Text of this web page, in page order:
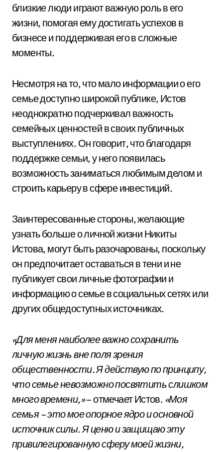
близкие люди играют важную роль в его
жизни, помогая ему достигать успехов в
бизнесе и поддерживая его в сложные
моменты.
Несмотря на то, что мало информации о его
семье доступно широкой публике, Истов
неоднократно подчеркивал важность
семейных ценностей в своих публичных
выступлениях. Он говорит, что благодаря
поддержке семьи, у него появилась
возможность заниматься любимым делом и
строить карьеру в сфере инвестиций.
Заинтересованные стороны, желающие
узнать больше о личной жизни Никиты
Истова, могут быть разочарованы, поскольку
он предпочитает оставаться в тени и не
публикует свои личные фотографии и
информацию о семье в социальных сетях или
других общедоступных источниках.
«Для меня наиболее важно сохранить
личную жизнь вне поля зрения
общественности. Я действую по принципу,
что семье невозможно посвятить слишком
много времени,»– отмечает Истов. «Моя
семья – это мое опорное ядро и основной
источник силы. Я ценю и защищаю эту
привилегированную сферу моей жизни,